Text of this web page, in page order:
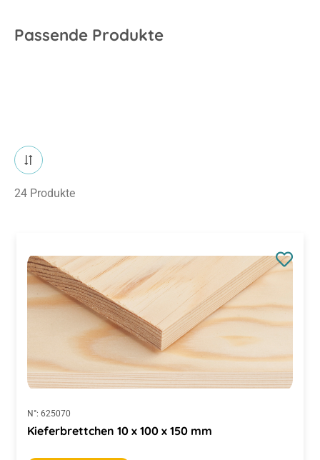
Passende Produkte
24 Produkte
N°: 625070
Kieferbrettchen 10 x 100 x 150 mm